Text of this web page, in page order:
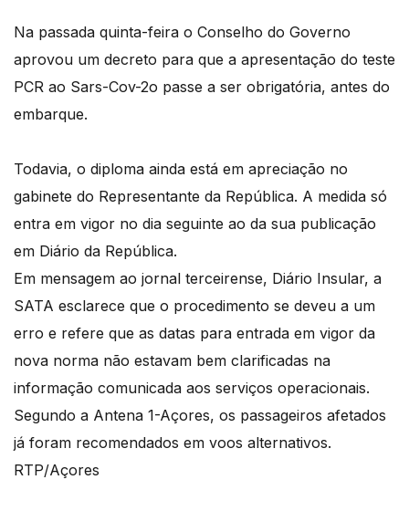
Na passada quinta-feira o Conselho do Governo
aprovou um decreto para que a apresentação do teste
PCR ao Sars-Cov-2o passe a ser obrigatória, antes do
embarque.
Todavia, o diploma ainda está em apreciação no
gabinete do Representante da República. A medida só
entra em vigor no dia seguinte ao da sua publicação
em Diário da República.
Em mensagem ao jornal terceirense, Diário Insular, a
SATA esclarece que o procedimento se deveu a um
erro e refere que as datas para entrada em vigor da
nova norma não estavam bem clarificadas na
informação comunicada aos serviços operacionais.
Segundo a Antena 1-Açores, os passageiros afetados
já foram recomendados em voos alternativos.
RTP/Açores